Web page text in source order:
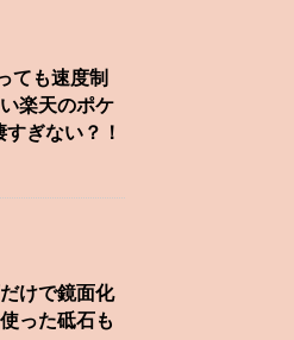
ても速度制
楽天のポケ
ぎない？！
けで鏡面化
った砥石も